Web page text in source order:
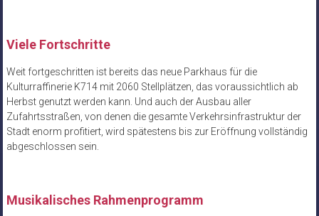
Viele Fortschritte
Weit fortgeschritten ist bereits das neue Parkhaus für die
Kulturraffinerie K714 mit 2060 Stellplätzen, das voraussichtlich ab
Herbst genutzt werden kann. Und auch der Ausbau aller
Zufahrtsstraßen, von denen die gesamte Verkehrsinfrastruktur der
Stadt enorm profitiert, wird spätestens bis zur Eröffnung vollständig
abgeschlossen sein.
Musikalisches Rahmenprogramm